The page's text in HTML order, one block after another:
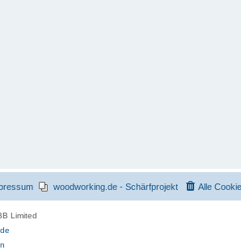
Alle
woodworking.de - Schärfprojekt
Limited